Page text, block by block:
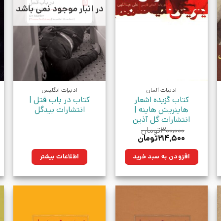
ادبیات آلمان
کتاب گزیده اشعار
هاینریش هاینه |
انتشارات گل آذین
۳۰۰,۰۰۰تومان
قیمت
۳۰۰,۰۰۰تومان
بود.
۲۱۴,۵۰۰تومانقیمت
۲۱۴,۵۰۰تومان.افزودن به سبد خرید
در انبار موجود نمی باشد
ادبیات انگلیس
کتاب در باب قتل |
انتشارات بیدگل
اطلاعات بیشتر